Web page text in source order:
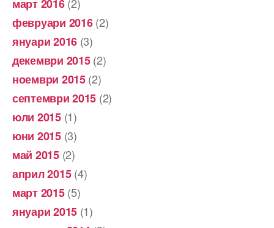
март 2016
февруари 2016(2)
януари 2016 (3)
декември 2015(2)
ноември 2015(2)
септември 2015 (2)
юли 2015(1)
юни 2015(3)
май 2015(2)
април 2015(4)
март 2015(5)
януари 2015 (1)